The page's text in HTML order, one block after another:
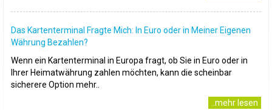
Das Kartenterminal Fragte Mich: In Euro oder in Meiner Eigenen
Währung Bezahlen?
Wenn ein Kartenterminal in Europa fragt, ob Sie in Euro oder in
Ihrer Heimatwährung zahlen möchten, kann die scheinbar
sicherere Option mehr..
..mehr lesen